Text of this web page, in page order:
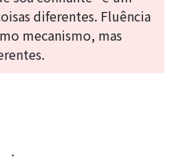
diferentes. Fluência
mecanismo, mas